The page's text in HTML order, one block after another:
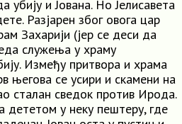
убију и Јована. Но Јелисавета
Разјарен због овога цар
Захарији (јер се деси да
служења у храму
Између притвора и храма
његова се усири и скамени на
сталан сведок против Ирода.
дететом у неку пештеру, где